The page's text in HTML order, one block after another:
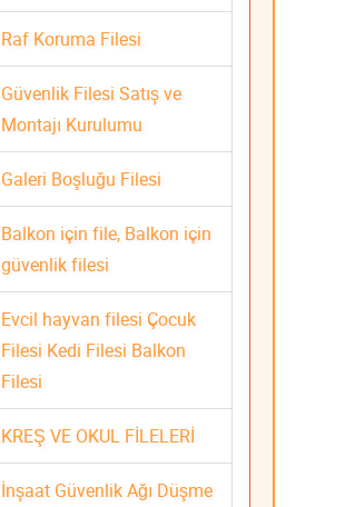
Raf Koruma Filesi
Güvenlik Filesi Satış ve
Montajı Kurulumu
Galeri Boşluğu Filesi
Balkon için file, Balkon için
güvenlik filesi
Evcil hayvan filesi Çocuk
Filesi Kedi Filesi Balkon
Filesi
KREŞ VE OKUL FİLELERİ
İnşaat Güvenlik Ağı Düşme